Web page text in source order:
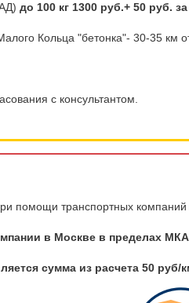
до 100 кг 1300 руб.+ 50 руб.
Кольца "бетонка"- 30-35
с консультантом.
помощи транспортных компаний
в Москве в пределах
сумма из расчета 50 руб/